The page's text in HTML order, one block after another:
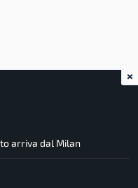
arriva dal Milan
×